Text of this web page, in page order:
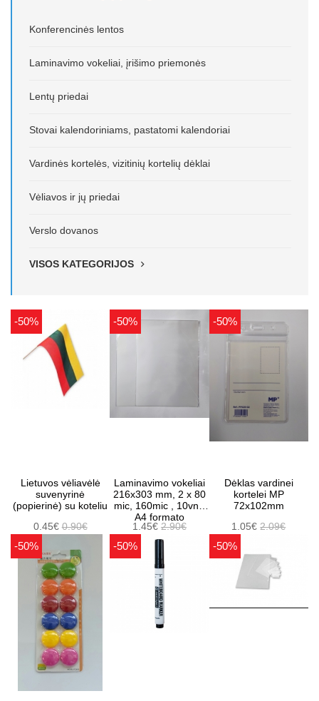
Konferencinės lentos
Laminavimo vokeliai, įrišimo priemonės
Lentų priedai
Stovai kalendoriniams, pastatomi kalendoriai
Vardinės kortelės, vizitinių kortelių dėklai
Vėliavos ir jų priedai
Verslo dovanos
VISOS KATEGORIJOS
-50%
Lietuvos vėliavėlė
suvenyrinė
(popierinė) su koteliu
0.45€0.90€
-50%
Laminavimo vokeliai
216x303 mm, 2 x 80
mic, 160mic , 10vnt.
A4 formato
1.45€ 2.90€
-50%
Dėklas vardinei
kortelei MP
72x102mm
1.05€2.09€
-50% -50% -50%